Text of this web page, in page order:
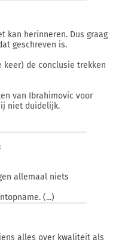
kan herinneren. Dus graag
geschreven is.
keer) de conclusie trekken
van Ibrahimovic voor
niet duidelijk.
:
allemaal niets
(...)
alles over kwaliteit als